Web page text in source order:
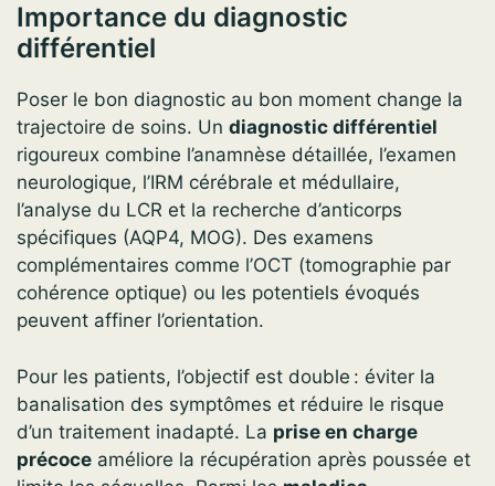
Importance du diagnostic
différentiel
Poser le bon diagnostic au bon moment change la
trajectoire de soins. Un diagnostic différentiel
rigoureux combine l’anamnèse détaillée, l’examen
neurologique, l’IRM cérébrale et médullaire,
l’analyse du LCR et la recherche d’anticorps
spécifiques (AQP4, MOG). Des examens
complémentaires comme l’OCT (tomographie par
cohérence optique) ou les potentiels évoqués
peuvent affiner l’orientation.
Pour les patients, l’objectif est double : éviter la
banalisation des symptômes et réduire le risque
d’un traitement inadapté. La prise en charge
précoce améliore la récupération après poussée et